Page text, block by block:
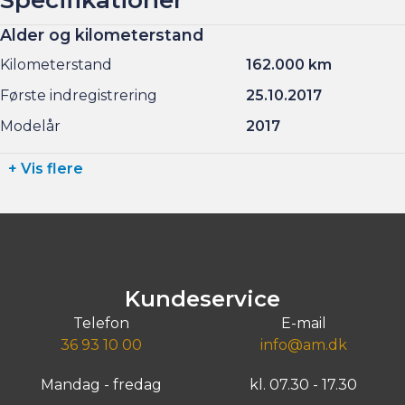
Alder og kilometerstand
Kilometerstand
162.000 km
Første indregistrering
25.10.2017
Modelår
2017
+ Vis flere
Kundeservice
Telefon
36 93 10 00
E-mail
info@am.dk
Mandag - fredag kl. 07.30 - 17.30